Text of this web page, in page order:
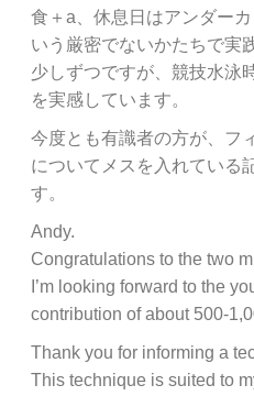
食＋a、休息日はアンダー
いう厳密でないかたちで実
少しずつですが、競技水泳
を実感しています。
今度とも有識者の方が、フ
についてメスを入れている
す。
Andy.
Congratulations to the two
I’m looking forward to the
contribution of about 500-
Thank you for informing a
This technique is suited to